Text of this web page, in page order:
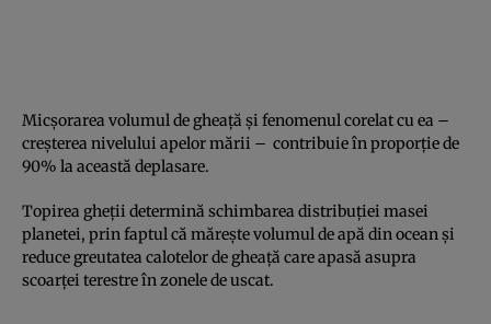
Micşorarea volumul de gheaţă şi fenomenul corelat cu ea –
creşterea nivelului apelor mării – contribuie în proporţie de
90% la această deplasare.
Topirea gheţii determină schimbarea distribuţiei masei
planetei, prin faptul că măreşte volumul de apă din ocean şi
reduce greutatea calotelor de gheaţă care apasă asupra
scoarţei terestre în zonele de uscat.